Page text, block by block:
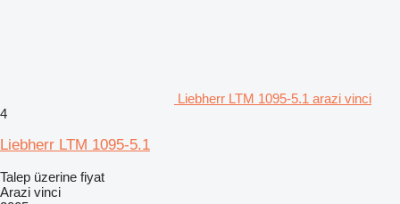
Liebherr LTM 1095-5.1 arazi vinci
4
Liebherr LTM 1095-5.1
Talep üzerine fiyat
Arazi vinci